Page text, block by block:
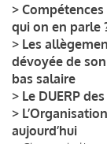
>
qui on en parle
> Les
dévoyée de
bas salaire
> Le DUERP
>
aujourd’hui